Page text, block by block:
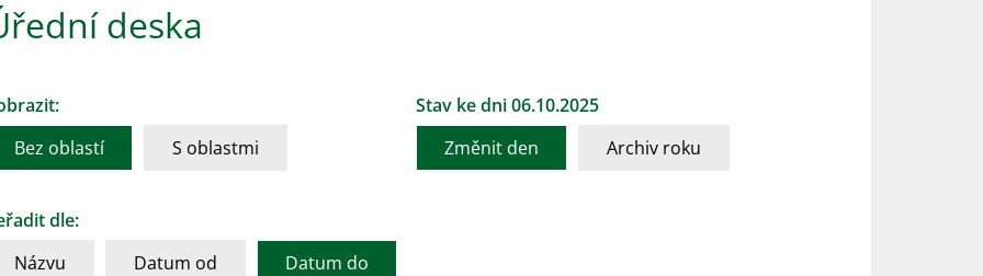
deska
Bez oblastí
S oblastmi
Stav ke dni 06.10.2025
Změnit den
Archiv roku
dle:
Názvu
Datum od Datum do